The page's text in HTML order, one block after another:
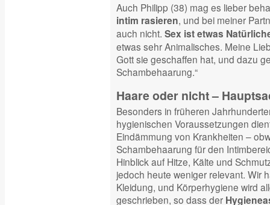
Auch Philipp (38) mag es lieber
intim rasieren, und bei meiner
auch nicht. Sex ist etwas
etwas sehr Animalisches. Meine
Gott sie geschaffen hat, und dazu
Schambehaarung.“
Haare oder nicht –
Besonders in früheren
hygienischen Voraussetzungen
Eindämmung von Krankheiten –
Schambehaarung für den
Hinblick auf Hitze, Kälte und
jedoch heute weniger relevant. Wir
Kleidung, und Körperhygiene wird
geschrieben, so dass der